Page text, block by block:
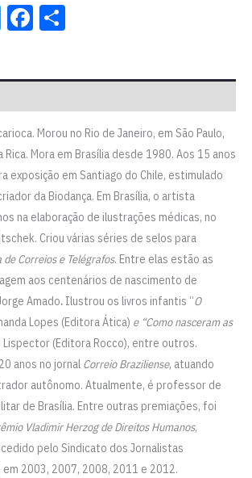
TwitterFacebook
Morou no Rio de Janeiro, em São Paulo,
Rica. Mora em Brasília desde 1980. Aos 15 anos
exposição em Santiago do Chile, estimulado
da Biodança. Em Brasília, o artista
na elaboração de ilustrações médicas, no
Criou várias séries de selos para
Correios e Telégrafos. Entre elas estão as
aos centenários de nascimento de
Amado. Ilustrou os livros infantis “O
Lopes (Editora Ática) e “Como nasceram as
Lispector (Editora Rocco), entre outros.
anos no jornal Correio Braziliense, atuando
autônomo. Atualmente, é professor de
de Brasília. Entre outras premiações, foi
Vladimir Herzog de Direitos Humanos,
pelo Sindicato dos Jornalistas
em 2003, 2007, 2008, 2011 e 2012.